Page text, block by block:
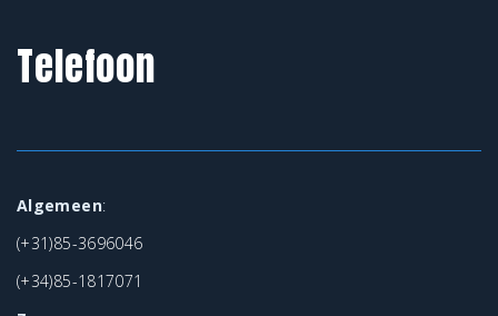
Telefoon
Algemeen:
(+31)85-3696046
(+34)85-1817071